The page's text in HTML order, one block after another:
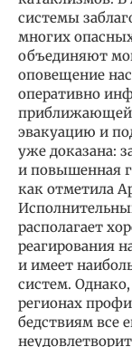
системы
многих
объединяют
оповещение
оперативно
эвакуацию и
уже доказана:
и повышенная
как отметила
располагает
реагирования
и имеет
систем.
регионах
бедствиям все